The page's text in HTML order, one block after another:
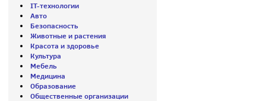
IT-технологии
Авто
Безопасность
Животные и растения
Красота и здоровье
Культура
Мебель
Медицина
Образование
Общественные организации